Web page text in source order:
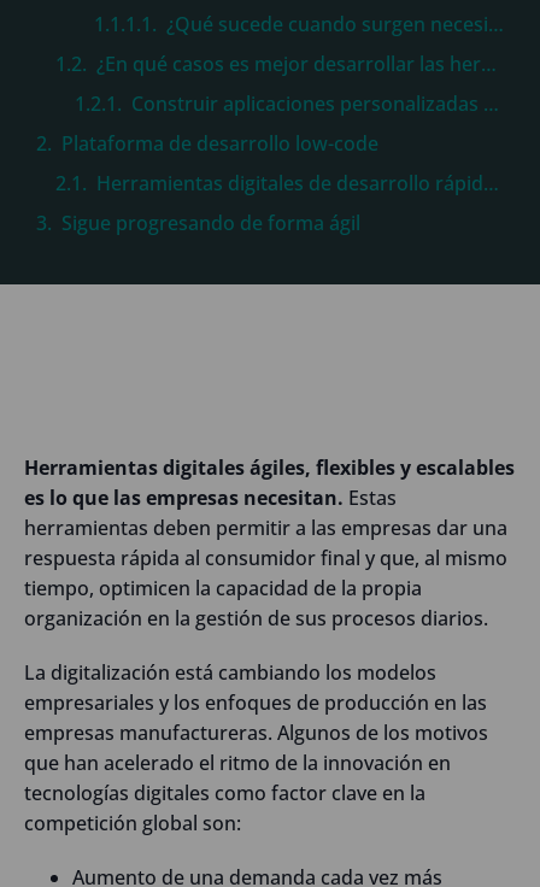
¿Qué sucede cuando surgen necesidades específicas y se debe dar una rápida respuesta para no perjudicar la eficiencia de la compañía?
¿En qué casos es mejor desarrollar las herramientas digitales?
Construir aplicaciones personalizadas más sencillas con funciones y tareas muy específicas
Plataforma de desarrollo low-code
Herramientas digitales de desarrollo rápido de aplicaciones
Sigue progresando de forma ágil
Herramientas digitales ágiles, flexibles y escalables
es lo que las empresas necesitan. Estas
herramientas deben permitir a las empresas dar una
respuesta rápida al consumidor final y que, al mismo
tiempo, optimicen la capacidad de la propia
organización en la gestión de sus procesos diarios.
La digitalización está cambiando los modelos
empresariales y los enfoques de producción en las
empresas manufactureras. Algunos de los motivos
que han acelerado el ritmo de la innovación en
tecnologías digitales como factor clave en la
competición global son:
Aumento de una demanda cada vez más